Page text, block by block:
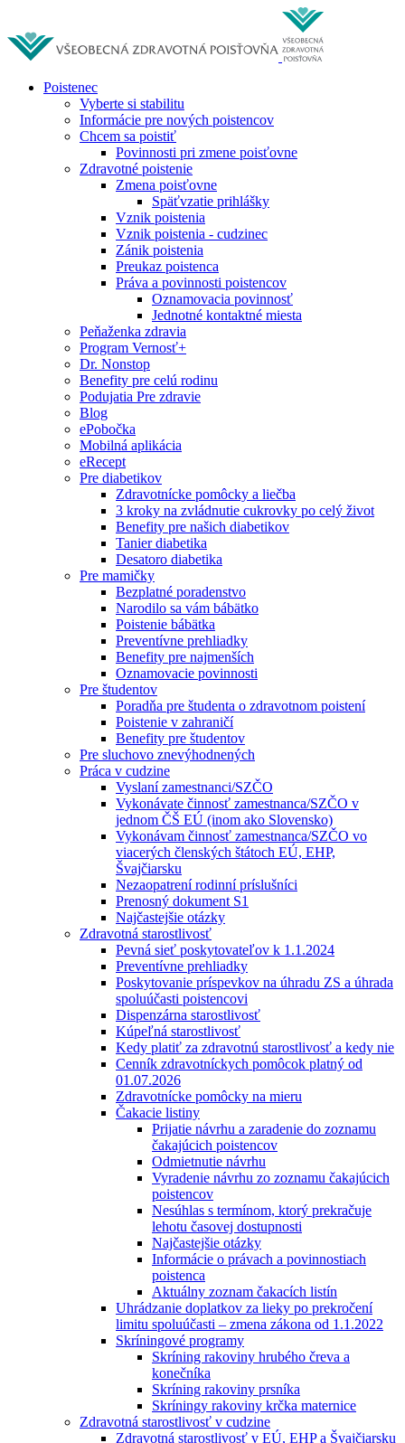
Poistenec
Vyberte si stabilitu
Informácie pre nových poistencov
Chcem sa poistiť
Povinnosti pri zmene poisťovne
Zdravotné poistenie
Zmena poisťovne
Späťvzatie prihlášky
Vznik poistenia
Vznik poistenia - cudzinec
Zánik poistenia
Preukaz poistenca
Práva a povinnosti poistencov
Oznamovacia povinnosť
Jednotné kontaktné miesta
Peňaženka zdravia
Program Vernosť+
Dr. Nonstop
Benefity pre celú rodinu
Podujatia Pre zdravie
Blog
ePobočka
Mobilná aplikácia
eRecept
Pre diabetikov
Zdravotnícke pomôcky a liečba
3 kroky na zvládnutie cukrovky po celý život
Benefity pre našich diabetikov
Tanier diabetika
Desatoro diabetika
Pre mamičky
Bezplatné poradenstvo
Narodilo sa vám bábätko
Poistenie bábätka
Preventívne prehliadky
Benefity pre najmenších
Oznamovacie povinnosti
Pre študentov
Poradňa pre študenta o zdravotnom poistení
Poistenie v zahraničí
Benefity pre študentov
Pre sluchovo znevýhodnených
Práca v cudzine
Vyslaní zamestnanci/SZČO
Vykonávate činnosť zamestnanca/SZČO v
jednom ČŠ EÚ (inom ako Slovensko)
Vykonávam činnosť zamestnanca/SZČO vo
viacerých členských štátoch EÚ, EHP,
Švajčiarsku
Nezaopatrení rodinní príslušníci
Prenosný dokument S1
Najčastejšie otázky
Zdravotná starostlivosť
Pevná sieť poskytovateľov k 1.1.2024
Preventívne prehliadky
Poskytovanie príspevkov na úhradu ZS a úhrada
spoluúčasti poistencovi
Dispenzárna starostlivosť
Kúpeľná starostlivosť
Kedy platiť za zdravotnú starostlivosť a kedy nie
Cenník zdravotníckych pomôcok platný od
01.07.2026
Zdravotnícke pomôcky na mieru
Čakacie listiny
Prijatie návrhu a zaradenie do zoznamu
čakajúcich poistencov
Odmietnutie návrhu
Vyradenie návrhu zo zoznamu čakajúcich
poistencov
Nesúhlas s termínom, ktorý prekračuje
lehotu časovej dostupnosti
Najčastejšie otázky
Informácie o právach a povinnostiach
poistenca
Aktuálny zoznam čakacích listín
Uhrádzanie doplatkov za lieky po prekročení
limitu spoluúčasti – zmena zákona od 1.1.2022
Skríningové programy
Skríning rakoviny hrubého čreva a
konečníka
Skríning rakoviny prsníka
Skríningy rakoviny krčka maternice
Zdravotná starostlivosť v cudzine
Zdravotná starostlivosť v EÚ, EHP a Švajčiarsku